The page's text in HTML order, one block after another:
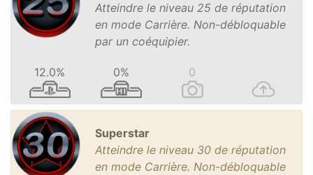
Atteindre le niveau 25 de réputation
en mode Carrière. Non-débloquable
par un coéquipier.
12.0% 0% 0
Superstar
Atteindre le niveau 30 de réputation
en mode Carrière. Non-débloquable